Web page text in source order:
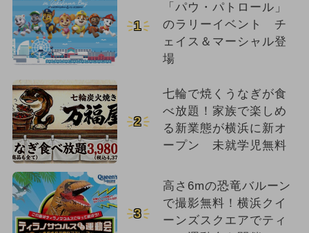
1
「パウ・パトロール」
のラリーイベント チ
ェイス＆マーシャル登
場
2
七輪で焼くうなぎが食
べ放題！家族で楽しめ
る新業態が横浜に新オ
ープン 未就学児無料
3
高さ6mの恐竜バルーン
で撮影無料！横浜クイ
ーンズスクエアでティ